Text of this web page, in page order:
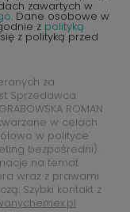
zawartych w
. Dane osobowe w
z polityką
z polityką przed
za
Sprzedawca
ROMAN
w celach
w polityce
bezpośredni).
na temat
wraz z prawami
Szybki kontakt z